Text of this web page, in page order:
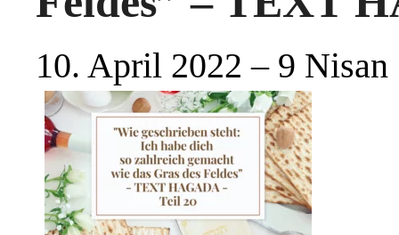
10. April 2022 – 9 Nisan